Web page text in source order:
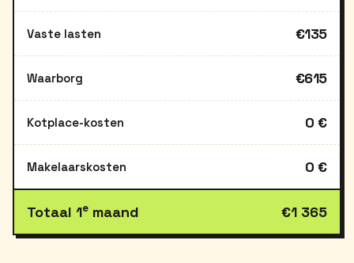
Vaste lasten €135
Waarborg €615
Kotplace-kosten 0 €
Makelaarskosten 0 €
Totaal 1e maand €1 365